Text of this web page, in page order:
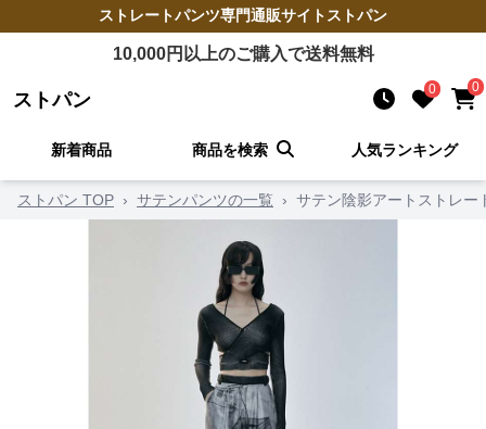
ストレートパンツ専門通販サイト ストパン
10,000円以上のご購入で送料無料
ストパン 0 0
新着商品 商品を検索 人気ランキング
ストパン TOP › サテンパンツの一覧 › サテン陰影アートストレー